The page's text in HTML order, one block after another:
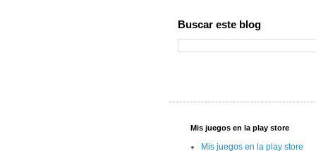
Buscar este blog
Mis juegos en la play store
Mis juegos en la play store